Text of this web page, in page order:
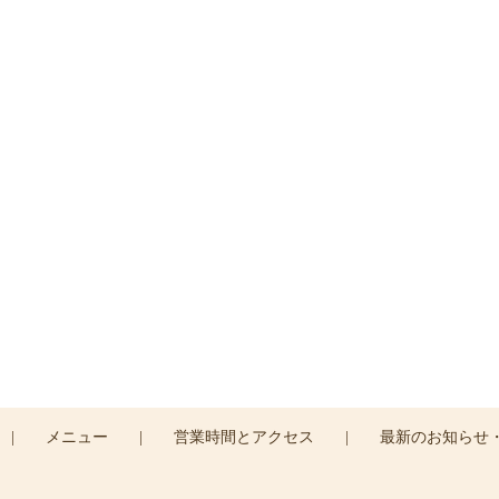
CONTACT >
メニュー 営業時間とアクセス 最新のお知らせ